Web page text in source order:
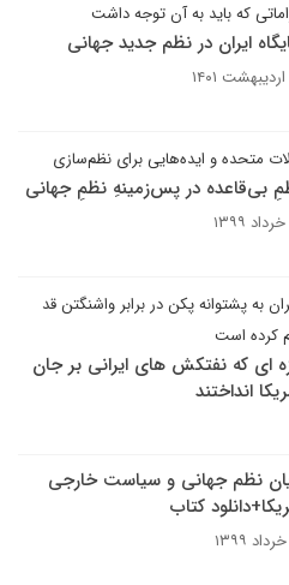
که باید به آن توجه داشت
ایران در نظم جدید جهانی
متحده و ‌ایده‌هایی برای نظم‌سازی
بی‌قاعده در پس‌زمینهِ نظمِ جهانی
به پشتوانه پکن در برابر واشنگتن قد
کرده است
ای که نفتکش های ایرانی بر جان
انداختند
نظم جهانی و سیاست خارجی
کتاب